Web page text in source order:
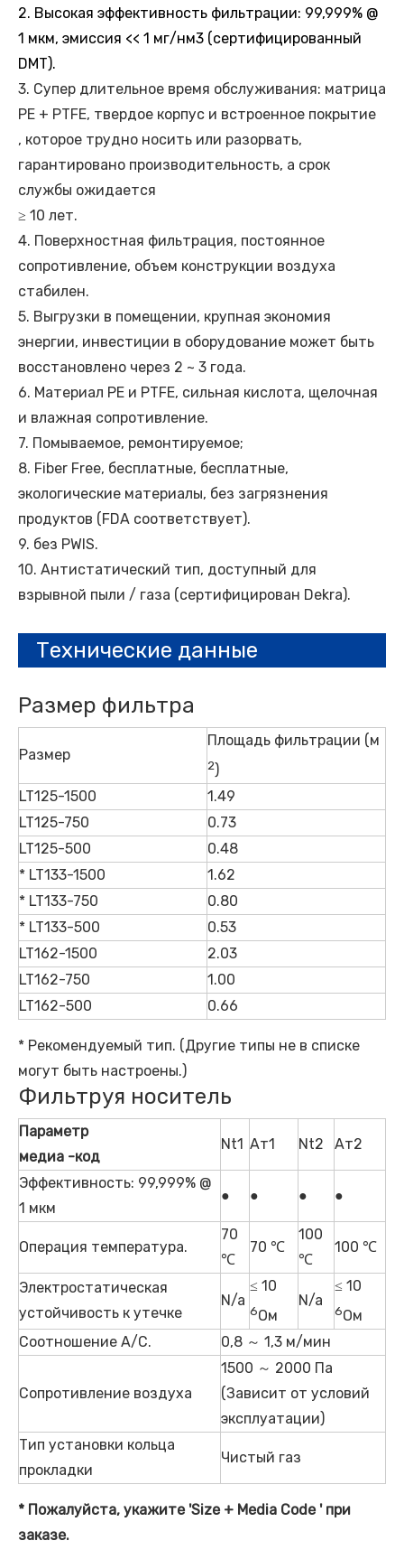
2. Высокая эффективность фильтрации: 99,999% @
1 мкм, эмиссия << 1 мг/нм3 (сертифицированный
DMT).
3. Супер длительное время обслуживания: матрица
PE + PTFE, твердое корпус и встроенное покрытие
, которое трудно носить или разорвать,
гарантировано производительность, а срок
службы ожидается
≥ 10 лет.
4. Поверхностная фильтрация, постоянное
сопротивление, объем конструкции воздуха
стабилен.
5. Выгрузки в помещении, крупная экономия
энергии, инвестиции в оборудование может быть
восстановлено через 2 ~ 3 года.
6. Материал PE и PTFE, сильная кислота, щелочная
и влажная сопротивление.
7. Помываемое, ремонтируемое;
8. Fiber Free, бесплатные, бесплатные,
экологические материалы, без загрязнения
продуктов (FDA соответствует).
9. без PWIS.
10. Антистатический тип, доступный для
взрывной пыли / газа (сертифицирован Dekra).
Технические данные
Размер фильтра
Размер
Площадь фильтрации (м
2 )
LT125-1500
1.49
LT125-750
0.73
LT125-500
0.48
* LT133-1500
1.62
* LT133-750
0.80
* LT133-500
0.53
LT162-1500
2.03
LT162-750
1.00
LT162-500
0.66
* Рекомендуемый тип. (Другие типы не в списке
могут быть настроены.)
Фильтруя носитель
Параметр
медиа -код
Nt1 Ат1 Nt2 Ат2
Эффективность: 99,999% @
1 мкм
● ● ● ●
Операция температура.
70
℃
70 ℃
100
℃
100 ℃
Электростатическая
устойчивость к утечке
N/a
≤ 10
6Ом
N/a
≤ 10
6Ом
Соотношение A/C.
0,8 ～ 1,3 м/мин
Сопротивление воздуха
1500 ～ 2000 Па
(Зависит от условий
эксплуатации)
Тип установки кольца
прокладки
Чистый газ
* Пожалуйста, укажите 'Size + Media Code ' при
заказе.